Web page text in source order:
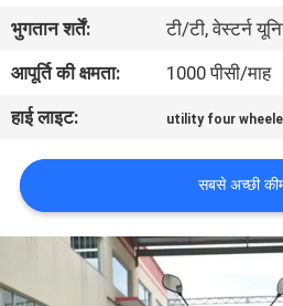
संपर्क
करें
एक
उद्धरण
की
विनती
करे
भुगतान शर्तें:
टी/टी, वेस्टर्न
आपूर्ति की क्षमता:
1000 पीसी/माह
हाई लाइट:
utility four
सबसे अच्छी